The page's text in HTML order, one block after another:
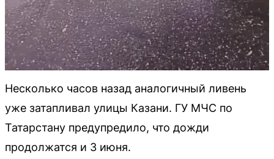
Несколько часов назад аналогичный ливень
уже затапливал улицы Казани. ГУ МЧС по
Татарстану предупредило, что дожди
продолжатся и 3 июня.